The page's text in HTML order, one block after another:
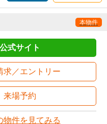
本物件
公式サイト
求／エントリー
来場予約
物件を見てみる